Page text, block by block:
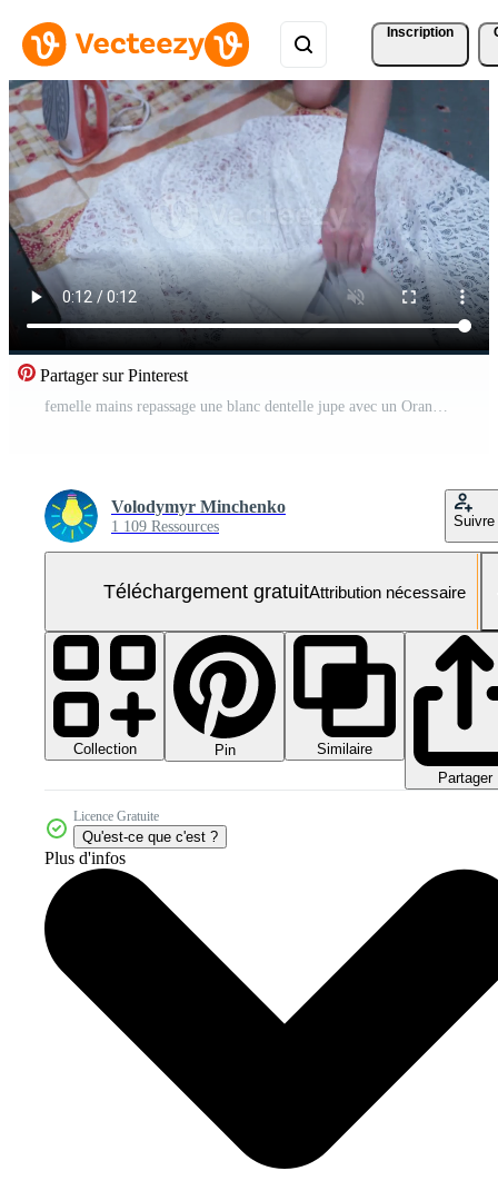
Inscription
Partager sur Pinterest
femelle mains repassage une blanc dentelle jupe avec un Orange fer, posé en dehors sur une couverture sur le sol Vidéo Gratuite
Volodymyr Minchenko
1 109 Ressources Suivre
Téléchargement gratuitAttribution nécessaire
Collection Pin
Similaire
Partager
Licence Gratuite
Qu'est-ce que c'est ?
Plus d'infos